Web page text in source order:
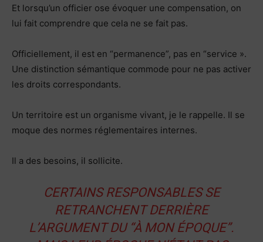
Et lorsqu’un officier ose évoquer une compensation, on
lui fait comprendre que cela ne se fait pas.
Officiellement, il est en “permanence”, pas en “service ».
Une distinction sémantique commode pour ne pas activer
les droits correspondants.
Un territoire est un organisme vivant, je le rappelle. Il se
moque des normes réglementaires internes.
Il a des besoins, il sollicite.
CERTAINS RESPONSABLES SE
RETRANCHENT DERRIÈRE
L’ARGUMENT DU “À MON ÉPOQUE”.